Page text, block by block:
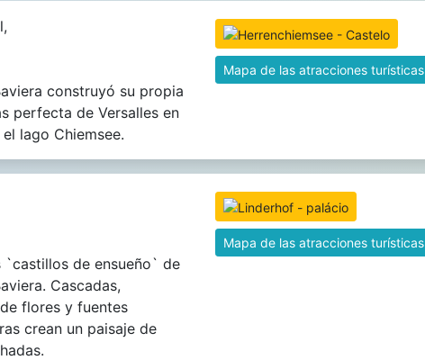
construyó su propia
perfecta de Versalles en
lago Chiemsee.
Mapa de las atracciones turísticas
`castillos de ensueño` de
Cascadas,
flores y fuentes
crean un paisaje de
Mapa de las atracciones turísticas